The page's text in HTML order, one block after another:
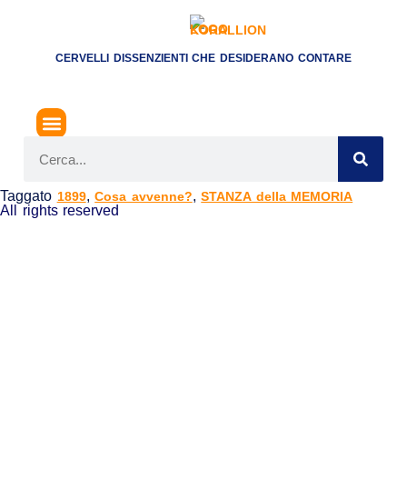
CERVELLI DISSENZIENTI CHE DESIDERANO CONTARE
Taggato 1899,Cosa avvenne?,STANZA della MEMORIA
All rights reserved